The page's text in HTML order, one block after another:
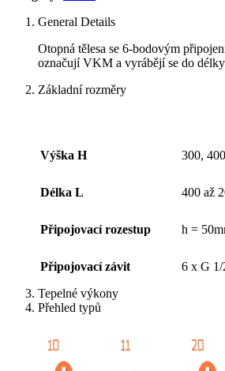
General Details
Otopná tělesa se 6-bodovým
označují VKM a vyrábějí se do
Základní rozměry
Výška H 300,
Délka L 400 až
Připojovací rozestup h =
Připojovací závit
6 x G
Tepelné výkony
Přehled typů